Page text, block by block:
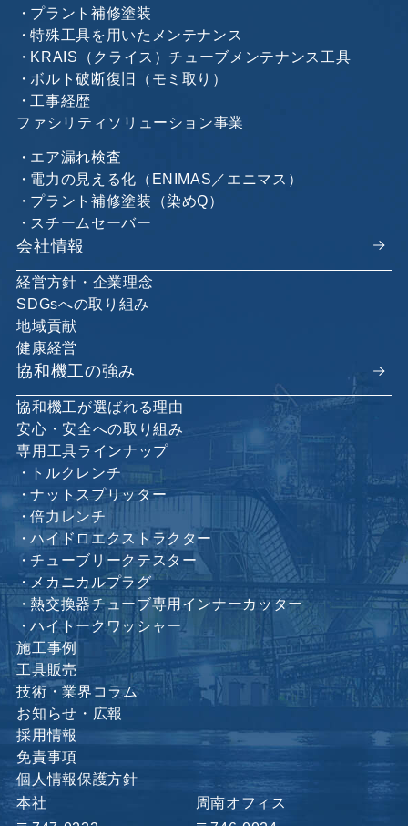
プラント補修塗装
特殊工具を用いたメンテナンス
KRAIS（クライス）チューブメンテナンス工具
ボルト破断復旧（モミ取り）
工事経歴
ファシリティソリューション事業
エア漏れ検査
電力の見える化（ENIMAS／エニマス）
プラント補修塗装（染めQ）
スチームセーバー
会社情報
経営方針・企業理念
SDGsへの取り組み
地域貢献
健康経営
協和機工の強み
協和機工が選ばれる理由
安心・安全への取り組み
専用工具ラインナップ
トルクレンチ
ナットスプリッター
倍力レンチ
ハイドロエクストラクター
チューブリークテスター
メカニカルプラグ
熱交換器チューブ専用インナーカッター
ハイトークワッシャー
施工事例
工具販売
技術・業界コラム
お知らせ・広報
採用情報
免責事項
個人情報保護方針
本社
周南オフィス